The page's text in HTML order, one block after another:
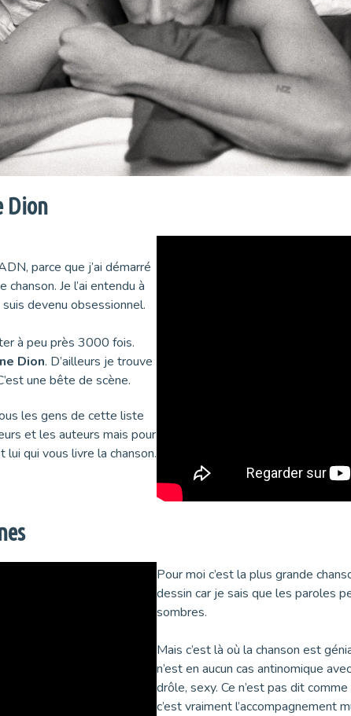
Dion
parce que j’ai démarré
Je l’ai entendu à
devenu obsessionnel.
à peu près 3000 fois.
Dion. D’ailleurs je trouve
une bête de scène.
les gens de cette liste
et les auteurs mais pour
lui qui vous livre la chanson.
Pour moi c’est la plus grande
dessin car je sais que les paroles
sombres.
Mais c’est là où la chanson est
n’est en aucun cas antinomique
drôle, sexy. Ce n’est pas dit
c’est vraiment l’accompagnement